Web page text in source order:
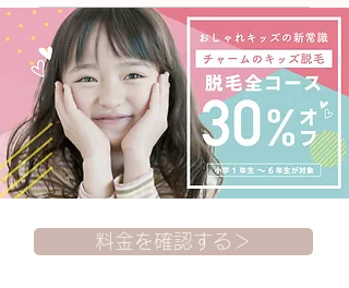
します。
し、ご納得いただけるまできちん
とご説明いたします。肌チェック
やプラン提案もご希望に合わせて
行っております。
付けください。
A.毛量や箇所等により個人差がご
ざいます。 個人差はございます
が、体毛の場合、3〜4回で自己処
理が非常に楽になり効果を実感で
きます。以下、施術回数の目安と
なります。 【体毛】 減毛したい
場合→5回程度 ツルツルにしたい
場合→10回程度 【V,I,O】 減毛し
したい場合→20回程度 ※お客様
料金を確認する＞